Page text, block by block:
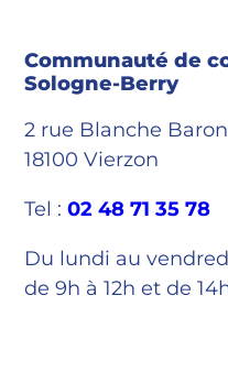
Communauté de
Sologne-Berry
2 rue Blanche Baron
18100 Vierzon
Tel :02 48 71 35 78
Du lundi au
de 9h à 12h et de